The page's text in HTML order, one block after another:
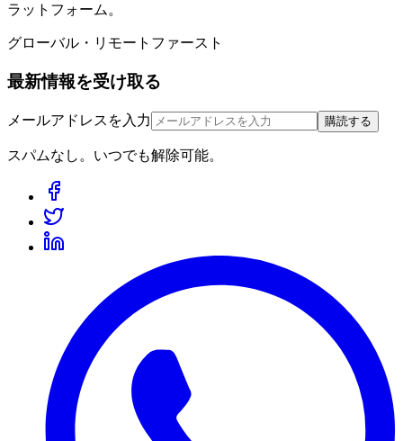
ラットフォーム。
グローバル・リモートファースト
最新情報を受け取る
メールアドレスを入力 購読する
スパムなし。いつでも解除可能。